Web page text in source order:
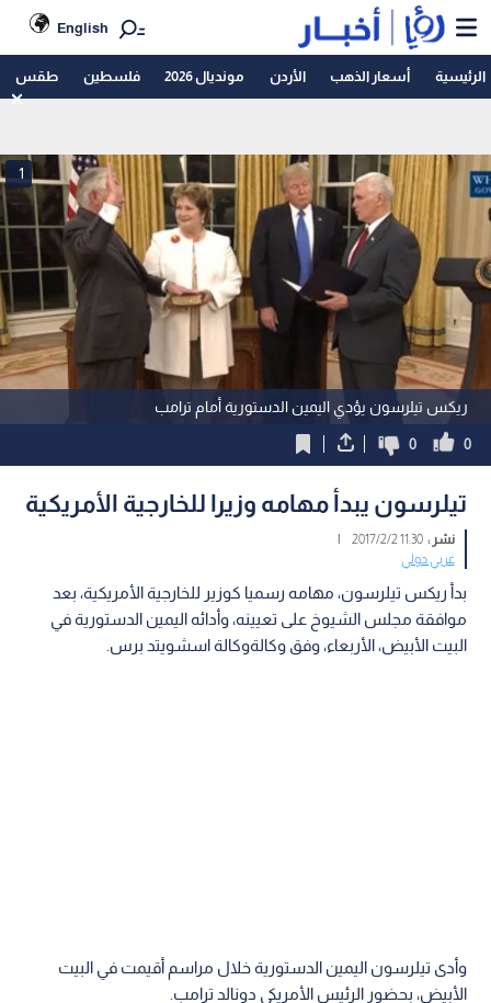
English
الرئيسية أسعار الذهب الأردن مونديال 2026 فلسطين طقس
ريكس تيلرسون يؤدي اليمين الدستورية أمام ترامب
1
0
0
تيلرسون يبدأ مهامه وزيرا للخارجية الأمريكية
نشر :11:30 2017/2/2
|
عربي دولي
بدأ ريكس تيلرسون، مهامه رسميا كوزير للخارجية الأمريكية، بعد
موافقة مجلس الشيوخ على تعيينه، وأدائه اليمين الدستورية في
البيت الأبيض، الأربعاء، وفق وكالةوكالة اسشويتد برس.
وأدى تيلرسون اليمين الدستورية خلال مراسم أقيمت في البيت
الأبيض، بحضور الرئيس الأمريكي دونالد ترامب.